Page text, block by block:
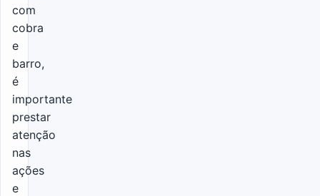
com
cobra
e
barro,
é
importante
prestar
atenção
nas
ações
e